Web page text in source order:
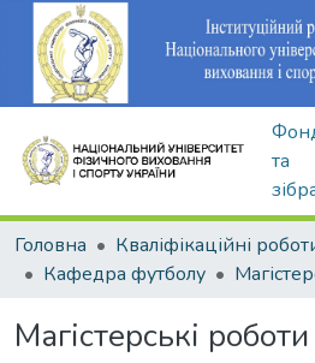
та
Головна
Кафедра футболу
Магістерські роботи